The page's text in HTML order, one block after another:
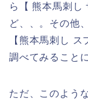
ら【 熊本馬刺し
ど、、。その他
【熊本馬刺し
調べてみること
ただ、このよう